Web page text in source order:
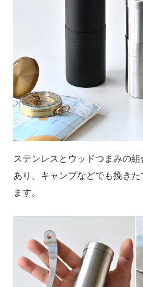
ステンレスとウッドつまみの
あり、キャンプなどでも挽き
ます。